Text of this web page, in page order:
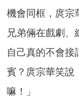
機會同框，庹宗
兄弟倆在戲劇
自己真的不會接
賓？庹宗華笑說
嘛！」